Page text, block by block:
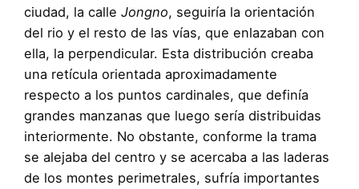
ciudad, la calle Jongno, seguiría la orientación
del rio y el resto de las vías, que enlazaban con
ella, la perpendicular. Esta distribución creaba
una retícula orientada aproximadamente
respecto a los puntos cardinales, que definía
grandes manzanas que luego sería distribuidas
interiormente. No obstante, conforme la trama
se alejaba del centro y se acercaba a las laderas
de los montes perimetrales, sufría importantes